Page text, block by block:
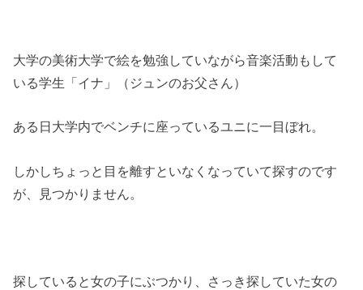
大学の美術大学で絵を勉強していながら音楽活動もして
いる学生「イナ」（ジュンのお父さん）
ある日大学内でベンチに座っているユニに一目ぼれ。
しかしちょっと目を離すといなくなっていて探すのです
が、見つかりません。
探していると女の子にぶつかり、さっき探していた女の